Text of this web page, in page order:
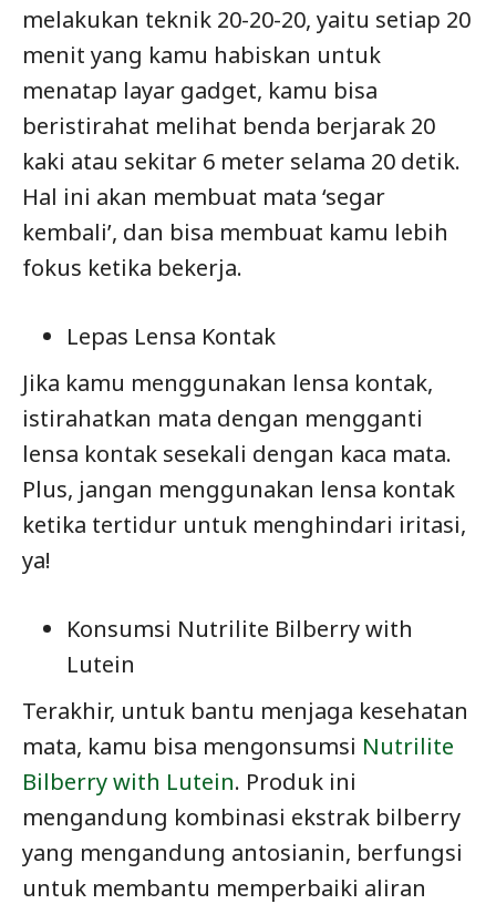
melakukan teknik 20-20-20, yaitu setiap 20
menit yang kamu habiskan untuk
menatap layar gadget, kamu bisa
beristirahat melihat benda berjarak 20
kaki atau sekitar 6 meter selama 20 detik.
Hal ini akan membuat mata ‘segar
kembali’, dan bisa membuat kamu lebih
fokus ketika bekerja.
Lepas Lensa Kontak
Jika kamu menggunakan lensa kontak,
istirahatkan mata dengan mengganti
lensa kontak sesekali dengan kaca mata.
Plus, jangan menggunakan lensa kontak
ketika tertidur untuk menghindari iritasi,
ya!
Konsumsi Nutrilite Bilberry with
Lutein
Terakhir, untuk bantu menjaga kesehatan
mata, kamu bisa mengonsumsi Nutrilite
Bilberry with Lutein. Produk ini
mengandung kombinasi ekstrak bilberry
yang mengandung antosianin, berfungsi
untuk membantu memperbaiki aliran